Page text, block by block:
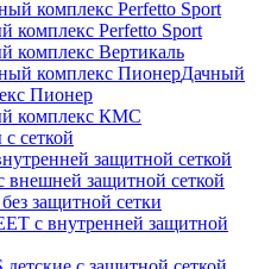
комплекс Perfetto Sport
комплекс Вертикаль
Дачный
Пионер
комплекс КМС
сеткой
защитной сеткой
внешней защитной сеткой
защитной сетки
с внутренней защитной